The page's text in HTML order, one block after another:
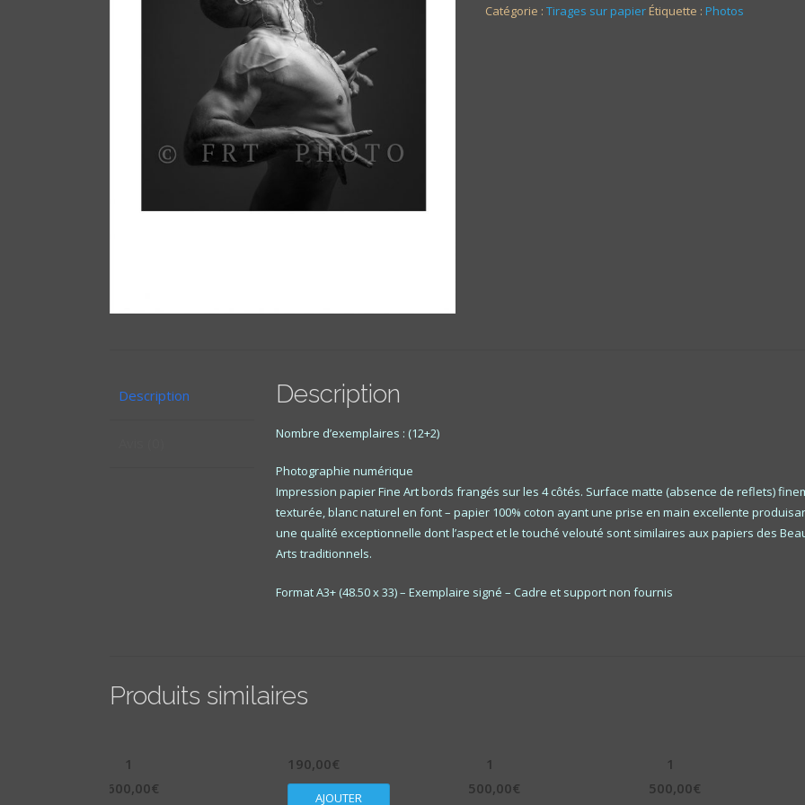
Catégorie : Tirages sur papier Étiquette : Photos
Description Description
Nombre d’exemplaires : (12+2)
Photographie numérique
Impression papier Fine Art bords frangés sur les 4 côtés. Surface matte (absence de reflets)
texturée, blanc naturel en font – papier 100% coton ayant une prise en main excellente
une qualité exceptionnelle dont l’aspect et le touché velouté sont similaires aux papiers des
Arts traditionnels.
Format A3+ (48.50 x 33) – Exemplaire signé – Cadre et support non fournis
Produits similaires
1
600,00€
190,00€
AJOUTER
1
500,00€
1
500,00€